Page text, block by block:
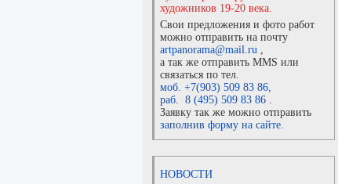
художников 19-20 века.
Свои предложения и фото работ
можно отправить на почту
artpanorama@mail.ru ,
а так же отправить MMS или
связаться по тел.
моб. +7(903) 509 83 86,
раб. 8 (495) 509 83 86 .
Заявку так же можно отправить
заполнив форму на сайте.
НОВОСТИ